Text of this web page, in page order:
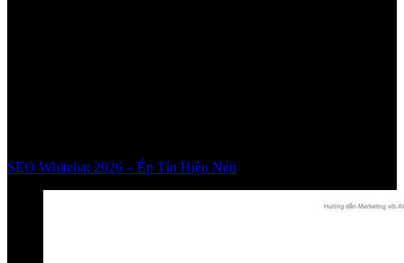
SEO Whitehat 2026 – Ép Tín Hiệu Nén